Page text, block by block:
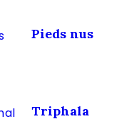
Pieds nus
Triphala